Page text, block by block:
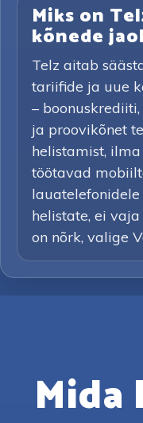
Miks on
kõnede
Telz aitab
tariifide ja uue
–
ja proovikõnet
helistamist,
töötavad
helistate, ei
on nõrk, valige
Mida